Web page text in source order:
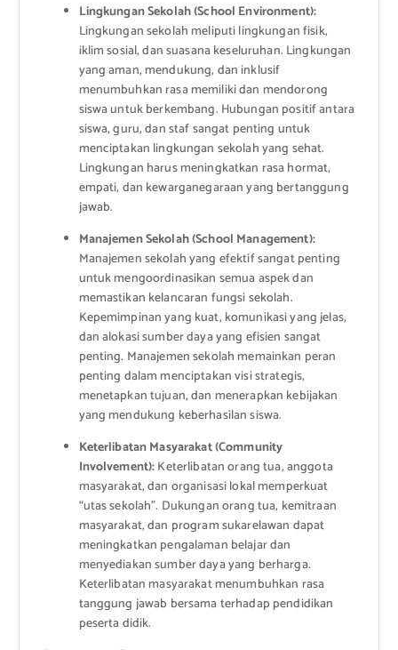
Lingkungan Sekolah (School Environment):
Lingkungan sekolah meliputi lingkungan fisik,
iklim sosial, dan suasana keseluruhan. Lingkungan
yang aman, mendukung, dan inklusif
menumbuhkan rasa memiliki dan mendorong
siswa untuk berkembang. Hubungan positif antara
siswa, guru, dan staf sangat penting untuk
menciptakan lingkungan sekolah yang sehat.
Lingkungan harus meningkatkan rasa hormat,
empati, dan kewarganegaraan yang bertanggung
jawab.
Manajemen Sekolah (School Management):
Manajemen sekolah yang efektif sangat penting
untuk mengoordinasikan semua aspek dan
memastikan kelancaran fungsi sekolah.
Kepemimpinan yang kuat, komunikasi yang jelas,
dan alokasi sumber daya yang efisien sangat
penting. Manajemen sekolah memainkan peran
penting dalam menciptakan visi strategis,
menetapkan tujuan, dan menerapkan kebijakan
yang mendukung keberhasilan siswa.
Keterlibatan Masyarakat (Community
Involvement):Keterlibatan orang tua, anggota
masyarakat, dan organisasi lokal memperkuat
“utas sekolah”. Dukungan orang tua, kemitraan
masyarakat, dan program sukarelawan dapat
meningkatkan pengalaman belajar dan
menyediakan sumber daya yang berharga.
Keterlibatan masyarakat menumbuhkan rasa
tanggung jawab bersama terhadap pendidikan
peserta didik.